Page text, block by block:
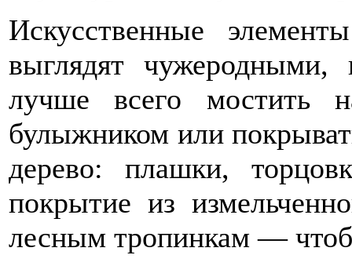
Искусственные
выглядят
лучше всего мостить
булыжником или
дерево: плашки,
покрытие из
лесным тропинкам —